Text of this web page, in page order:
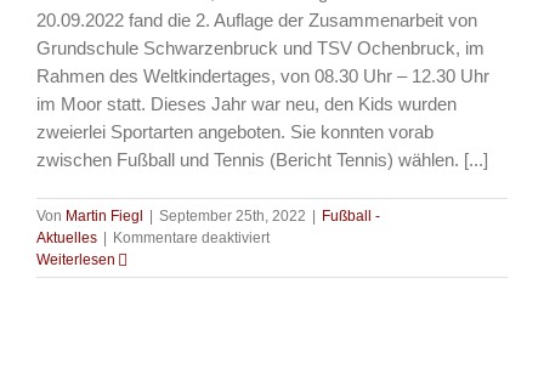
20.09.2022 fand die 2. Auflage der Zusammenarbeit von
Grundschule Schwarzenbruck und TSV Ochenbruck, im
Rahmen des Weltkindertages, von 08.30 Uhr – 12.30 Uhr
im Moor statt. Dieses Jahr war neu, den Kids wurden
zweierlei Sportarten angeboten. Sie konnten vorab
zwischen Fußball und Tennis (Bericht Tennis) wählen. [...]
Von Martin Fiegl September 25th, 2022
Fußball -
Aktuelles
Kommentare deaktiviertfür
–
Weiterlesen